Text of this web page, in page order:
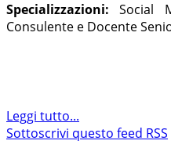
Specializzazioni:Social
Consulente e Docente
Leggi tutto...
Sottoscrivi questo feed RSS